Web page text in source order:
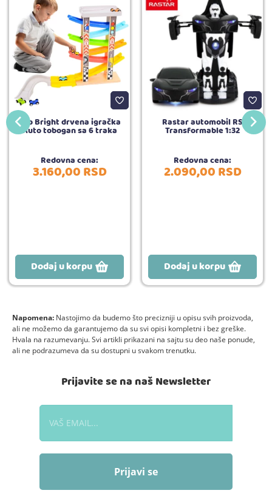
Top Bright drvena igračka
Auto tobogan sa 6 traka
Redovna cena:
3.160,00RSD
Dodaj u korpu
Rastar automobil RS
Transformable 1:32
Redovna cena:
2.090,00RSD
Dodaj u korpu
Napomena: Nastojimo da budemo što precizniji u opisu svih proizvoda,
ali ne možemo da garantujemo da su svi opisi kompletni i bez greške.
Hvala na razumevanju. Svi artikli prikazani na sajtu su deo naše ponude,
ali ne podrazumeva da su dostupni u svakom trenutku.
Prijavite se na naš Newsletter
Prijavi se